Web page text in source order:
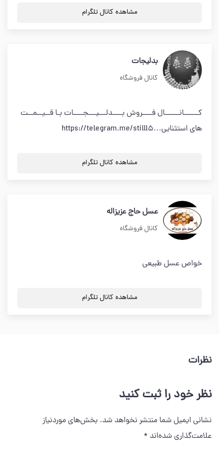
مشاهده کانال تلگرام
بدلیجات
کانال فروشگاه
کــــــانــــــال فــــروش بــــدلـــیـــجــــات بـا قــیــمــت
های استثنایی…https://telegram.me/stilll5
مشاهده کانال تلگرام
عسل حاج عزیزاله
کانال فروشگاه
خواص عسل طبیعی
مشاهده کانال تلگرام
نظرات
نظر خود را ثبت کنید
نشانی ایمیل شما منتشر نخواهد شد. بخش‌های موردنیاز
علامت‌گذاری شده‌اند *